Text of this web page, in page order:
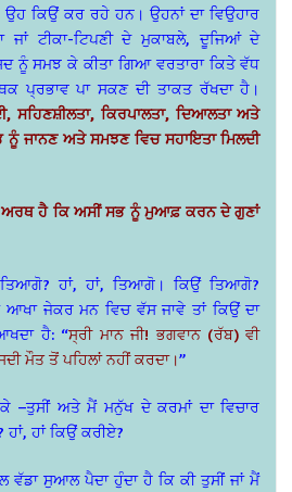
ਕਿਉਂ ਕਰ ਰਹੇ ਹਨ। ਉਹਨਾਂ ਦਾ ਵਿਉਹਾਰ
ਟੀਕਾ-ਟਿਪਣੀ ਦੇ ਮੁਕਾਬਲੇ, ਦੂਜਿਆਂ ਦੇ
ਨੂੰ ਸਮਝ ਕੇ ਕੀਤਾ ਗਿਆ ਵਰਤਾਰਾ ਕਿਤੇ ਵੱਧ
ਪ੍ਰਭਾਵ ਪਾ ਸਕਣ ਦੀ ਤਾਕਤ ਰੱਖਦਾ ਹੈ।
ਸਹਿਣਸ਼ੀਲਤਾ, ਕਿਰਪਾਲਤਾ, ਦਿਆਲਤਾ ਅਤੇ
ਨੂੰ ਜਾਨਣ ਅਤੇ ਸਮਝਣ ਵਿਚ ਸਹਾਇਤਾ ਮਿਲਦੀ
ਅਰਥ ਹੈ ਕਿ ਅਸੀਂ ਸਭ ਨੂੰ ਮੁਆਫ਼ ਕਰਨ ਦੇ ਗੁਣਾਂ
ਹਾਂ, ਹਾਂ, ਤਿਆਗੋ। ਕਿਉਂ ਤਿਆਗੋ?
ਆਖਾ ਜੇਕਰ ਮਨ ਵਿਚ ਵੱਸ ਜਾਵੇ ਤਾਂ ਕਿਉਂ ਦਾ
ਹੈ: “ਸ੍ਰੀ ਮਾਨ ਜੀ! ਭਗਵਾਨ (ਰੱਬ) ਵੀ
ਮੌਤ ਤੋਂ ਪਹਿਲਾਂ ਨਹੀਂ ਕਰਦਾ।”
–ਤੁਸੀਂ ਅਤੇ ਮੈਂ ਮਨੁੱਖ ਦੇ ਕਰਮਾਂ ਦਾ ਵਿਚਾਰ
ਹਾਂ ਕਿਉਂ ਕਰੀਏ?
ਸੁਆਲ ਪੈਦਾ ਹੁੰਦਾ ਹੈ ਕਿ ਕੀ ਤੁਸੀਂ ਜਾਂ ਮੈਂ